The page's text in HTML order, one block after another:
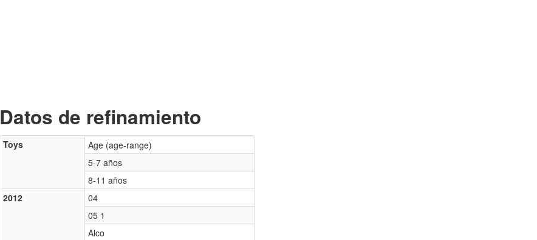
Datos de refinamiento
Toys
Age (age-range)
5-7 años
8-11 años
2012
04
05 1
Alco